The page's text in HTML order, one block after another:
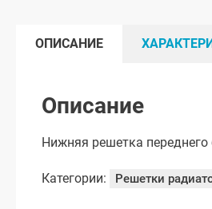
ОПИСАНИЕ
Описание
Нижняя решетка
Категории: Решетки